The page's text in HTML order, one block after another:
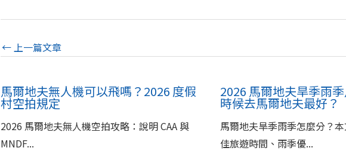
← 上一篇文章
馬爾地夫無人機可以飛嗎？2026 度假
村空拍規定
2026 馬爾地夫無人機空拍攻略：說明 CAA 與
MNDF...
2026 馬爾地夫旱季雨
時候去馬爾地夫最好？
馬爾地夫旱季雨季怎麼分？
佳旅遊時間、雨季優...